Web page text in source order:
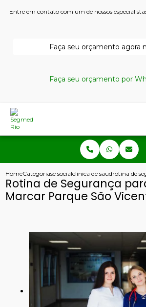
Entre em contato com um de nossos
Faça seu orçamento agora
Faça seu orçamento por
HomeCategoriase socialclinica de sauderotina de
Rotina de Segurança
Marcar Parque São